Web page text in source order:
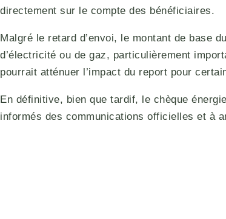
directement sur le compte des bénéficiaires.
Malgré le retard d’envoi, le montant de base
d’électricité ou de gaz, particulièrement
pourrait atténuer l’impact du report pour
En définitive, bien que tardif, le chèque
informés des communications officielles et à